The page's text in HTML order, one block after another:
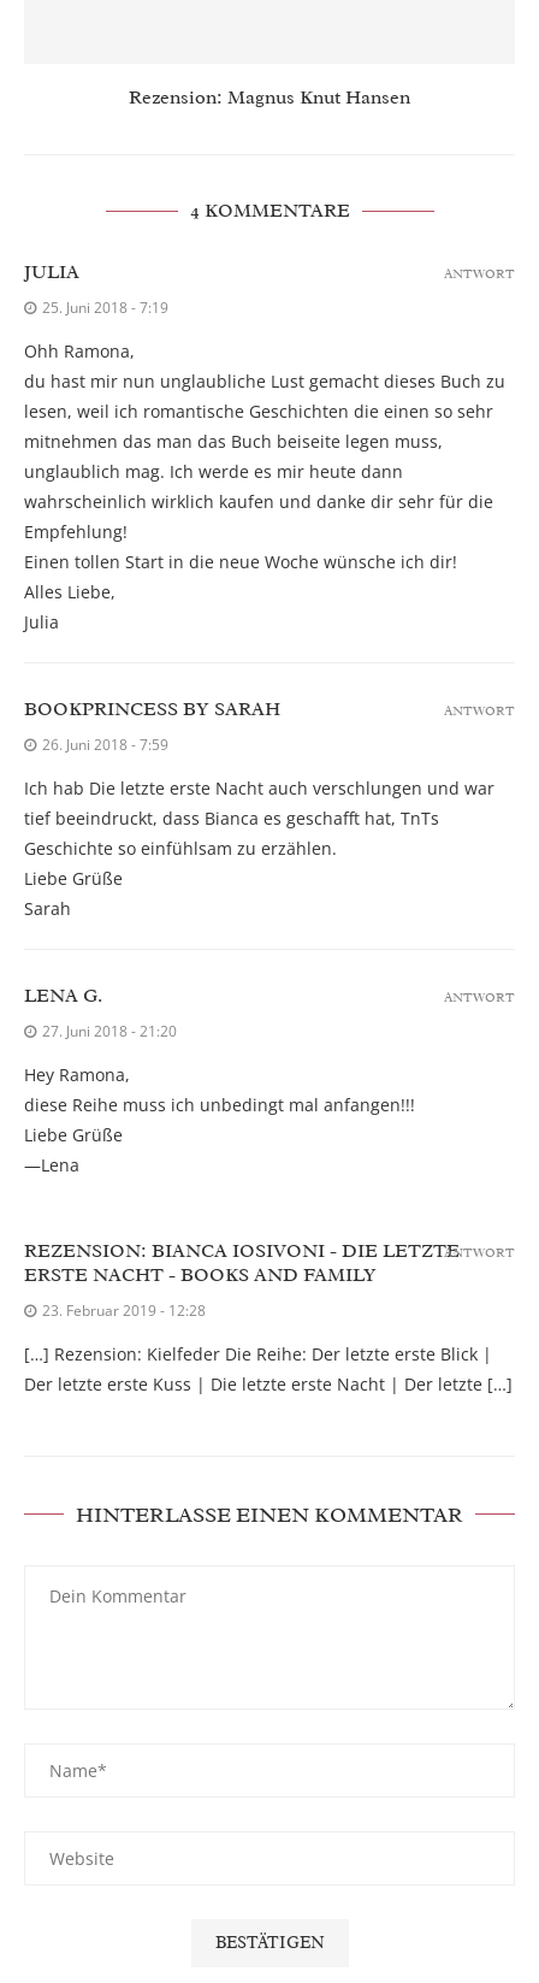
Rezension: Magnus Knut Hansen
4 KOMMENTARE
JULIA
25. Juni 2018 - 7:19
Ohh Ramona,
du hast mir nun unglaubliche Lust gemacht dieses Buch zu
lesen, weil ich romantische Geschichten die einen so sehr
mitnehmen das man das Buch beiseite legen muss,
unglaublich mag. Ich werde es mir heute dann
wahrscheinlich wirklich kaufen und danke dir sehr für die
Empfehlung!
Einen tollen Start in die neue Woche wünsche ich dir!
Alles Liebe,
Julia
ANTWORT
BOOKPRINCESS BY SARAH
26. Juni 2018 - 7:59
Ich hab Die letzte erste Nacht auch verschlungen und war
tief beeindruckt, dass Bianca es geschafft hat, TnTs
Geschichte so einfühlsam zu erzählen.
Liebe Grüße
Sarah
ANTWORT
LENA G.
27. Juni 2018 - 21:20
Hey Ramona,
diese Reihe muss ich unbedingt mal anfangen!!!
Liebe Grüße
—Lena
ANTWORT
REZENSION: BIANCA IOSIVONI - DIE LETZTE
ERSTE NACHT - BOOKS AND FAMILY
23. Februar 2019 - 12:28
[…] Rezension: Kielfeder Die Reihe: Der letzte erste Blick |
Der letzte erste Kuss | Die letzte erste Nacht | Der letzte […]
ANTWORT
HINTERLASSE EINEN KOMMENTAR